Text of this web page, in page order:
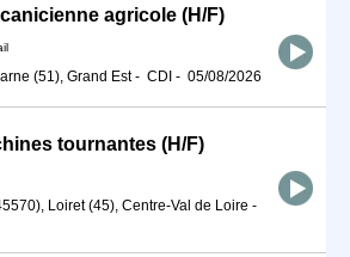
agricole (H/F)
(51), Grand Est- CDI - 05/08/2026
tournantes (H/F)
Loiret (45), Centre-Val de Loire -